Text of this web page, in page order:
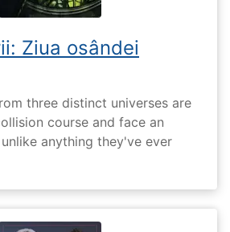
Ziua osândei
three distinct universes are
course and face an
anything they've ever